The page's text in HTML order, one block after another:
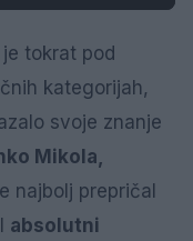
tokrat pod
kategorijah,
svoje znanje
Mikola,
najbolj prepričal
absolutni